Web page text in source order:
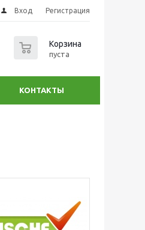
Вход Регистрация
Корзина
пуста
КОНТАКТЫ